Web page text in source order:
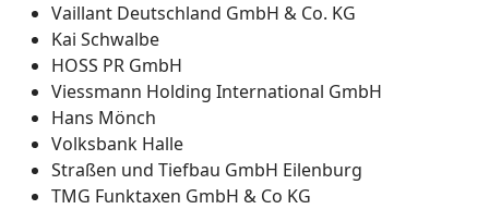
Vaillant Deutschland GmbH & Co. KG
Kai Schwalbe
HOSS PR GmbH
Viessmann Holding International GmbH
Hans Mönch
Volksbank Halle
Straßen und Tiefbau GmbH Eilenburg
TMG Funktaxen GmbH & Co KG